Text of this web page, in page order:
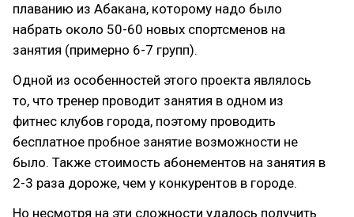
плаванию из Абакана, которому надо было
набрать около 50-60 новых спортсменов на
занятия (примерно 6-7 групп).
Одной из особенностей этого проекта являлось
то, что тренер проводит занятия в одном из
фитнес клубов города, поэтому проводить
бесплатное пробное занятие возможности не
было. Также стоимость абонементов на занятия в
2-3 раза дороже, чем у конкурентов в городе.
Но несмотря на эти сложности удалось получить